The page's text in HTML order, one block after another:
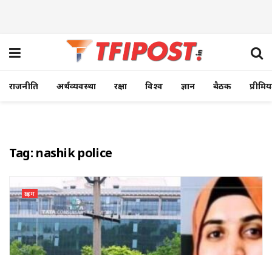
राजनीति अर्थव्यवस्था रक्षा विश्व ज्ञान बैठक
Tag: nashik police
क्राइम